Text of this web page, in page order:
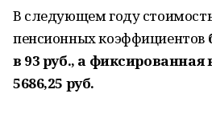
В следующем году
пенсионных коэффициентов
в 93 руб., а
5686,25 руб.